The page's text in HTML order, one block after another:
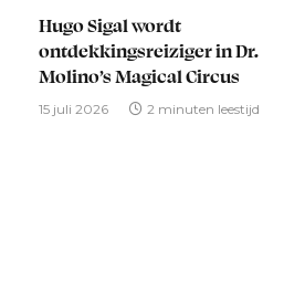
Hugo Sigal wordt
ontdekkingsreiziger in Dr.
Molino’s Magical Circus
15 juli 2026 2 minuten leestijd